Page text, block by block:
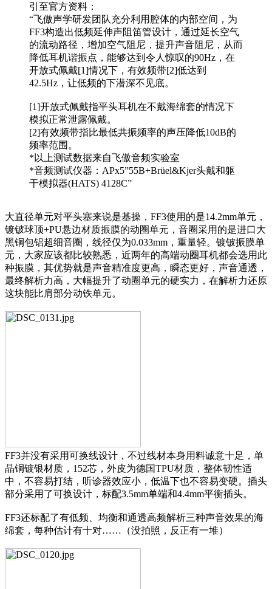
引至官方资料：
“飞傲声学研发团队充分利用腔体的内部空间，为
FF3构造出低频延伸声阻笛管设计，通过延长空气
的流动路径，增加空气阻尼，提升声音阻尼，从而
降低耳机谐振点，能够达到令人惊叹的90Hz，在
开放式佩戴[1]情况下，有效频带[2]低达到
42.5Hz，让低频的下潜深不见底。
[1]开放式佩戴指平头耳机在不戴海绵套的情况下
模拟正常泄露佩戴。
[2]有效频带指比最低共振频率的声压降低10dB的
频率范围。
*以上测试数据来自飞傲音频实验室
*音频测试仪器：APx5”55B+Brüel&Kjer头戴和躯
干模拟器(HATS) 4128C”
大直径单元对平头塞来说是基操，FF3使用的是14.2mm单元，
镀铍球顶+PU悬边材质振膜的动圈单元，音圈采用的是进口大
黑铜包铝超细音圈，线径仅为0.033mm，重量轻。镀铍振膜单
元，大家应该都比较熟悉，近两年的高端动圈耳机都会选用此
种振膜，其优势就是声音精准度更高，瞬态更好，声音通透，
最终解析力高，大幅提升了动圈单元的硬实力，在解析力还原
这块能比肩部分动铁单元。
FF3并没有采用可换线设计，不过线材本身用料诚意十足，单
晶铜镀银材质，152芯，外皮为德国TPU材质，整体韧性适
中，不容易打结，听诊器效应小，低温下也不容易变硬。插头
部分采用了可换设计，标配3.5mm单端和4.4mm平衡插头。
FF3还标配了有低频、均衡和通透高频解析三种声音效果的海
绵套，每种估计有十对……（没拍照，反正有一堆）